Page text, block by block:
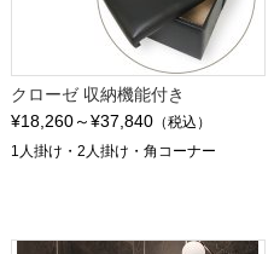
クローゼ 収納機能付き
¥18,260～¥37,840（税込）
1人掛け・2人掛け・角コーナー